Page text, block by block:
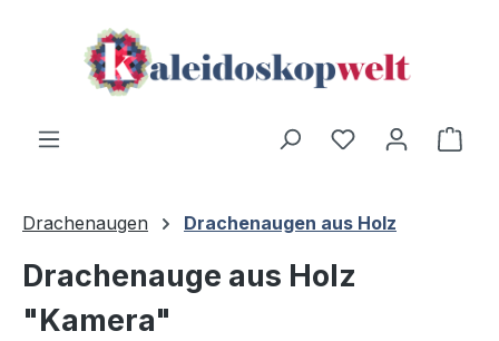
Zum Hauptinhalt springen
Du hast 0
Drachenaugen Drachenaugen aus Holz
Drachenauge aus Holz
"Kamera"